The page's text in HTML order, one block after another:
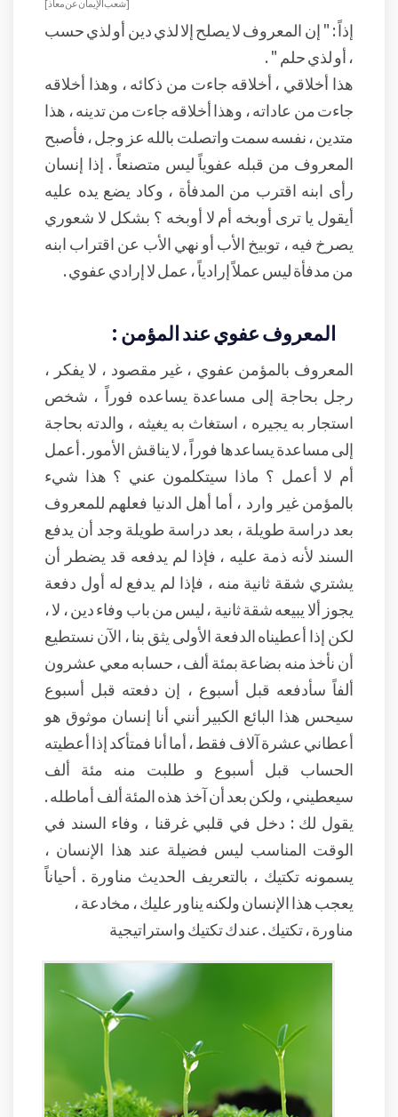
إذاً : " إن المعروف لا يصلح إلا لذي دين أو لذي حسب
، أو لذي حلم " .
هذا أخلاقي ، أخلاقه جاءت من ذكائه ، وهذا أخلاقه
جاءت من عاداته ، وهذا أخلاقه جاءت من تدينه ، هذا
متدين ، نفسه سمت واتصلت بالله عز وجل ، فأصبح
المعروف من قبله عفوياً ليس متصنعاً . إذا إنسان
رأى ابنه اقترب من المدفأة ، وكاد يضع يده عليه
أيقول يا ترى أوبخه أم لا أوبخه ؟ بشكل لا شعوري
يصرخ فيه ، توبيخ الأب أو نهي الأب عن اقتراب ابنه
من مدفأة ليس عملاً إرادياً ، عمل لا إرادي عفوي .
المعروف عفوي عند المؤمن :
المعروف بالمؤمن عفوي ، غير مقصود ، لا يفكر ،
رجل بحاجة إلى مساعدة يساعده فوراً ، شخص
استجار به يجيره ، استغاث به يغيثه ، والدته بحاجة
إلى مساعدة يساعدها فوراً ، لا يناقش الأمور . أعمل
أم لا أعمل ؟ ماذا سيتكلمون عني ؟ هذا شيء
بالمؤمن غير وارد ، أما أهل الدنيا فعلهم للمعروف
بعد دراسة طويلة ، بعد دراسة طويلة وجد أن يدفع
السند لأنه ذمة عليه ، فإذا لم يدفعه قد يضطر أن
يشتري شقة ثانية منه ، فإذا لم يدفع له أول دفعة
يجوز ألا يبيعه شقة ثانية ، ليس من باب وفاء دين ، لا ،
لكن إذا أعطيناه الدفعة الأولى يثق بنا ، الآن نستطيع
أن نأخذ منه بضاعة بمئة ألف ، حسابه معي عشرون
ألفاً سأدفعه قبل أسبوع ، إن دفعته قبل أسبوع
سيحس هذا البائع الكبير أنني أنا إنسان موثوق هو
أعطاني عشرة آلاف فقط ، أما أنا فمتأكد إذا أعطيته
الحساب قبل أسبوع و طلبت منه مئة ألف
سيعطيني ، ولكن بعد أن آخذ هذه المئة ألف أماطله .
يقول لك : دخل في قلبي غرقنا ، وفاء السند في
الوقت المناسب ليس فضيلة عند هذا الإنسان ،
يسمونه تكتيك ، بالتعريف الحديث مناورة . أحياناً
يعجب هذا الإنسان ولكنه يناور عليك ، مخادعة ،
مناورة ، تكتيك . عندك تكتيك واستراتيجية